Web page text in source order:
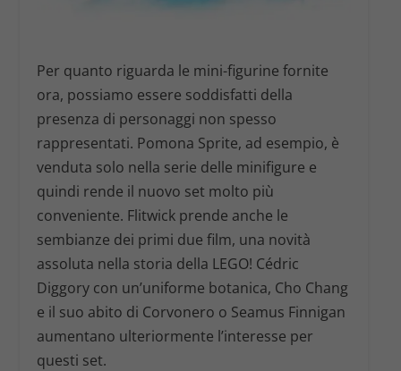
Per quanto riguarda le mini-figurine fornite
ora, possiamo essere soddisfatti della
presenza di personaggi non spesso
rappresentati. Pomona Sprite, ad esempio, è
venduta solo nella serie delle minifigure e
quindi rende il nuovo set molto più
conveniente. Flitwick prende anche le
sembianze dei primi due film, una novità
assoluta nella storia della LEGO! Cédric
Diggory con un’uniforme botanica, Cho Chang
e il suo abito di Corvonero o Seamus Finnigan
aumentano ulteriormente l’interesse per
questi set.